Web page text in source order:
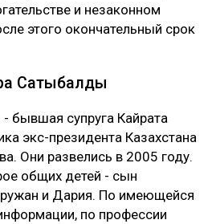
и незаконном
этого окончательный срок
Сатыбалды
бывшая супруга Кайрата
экс-президента Казахстана
Они развелись в 2005 году.
общих детей - сын
и Дария. По имеющейся
по профессии